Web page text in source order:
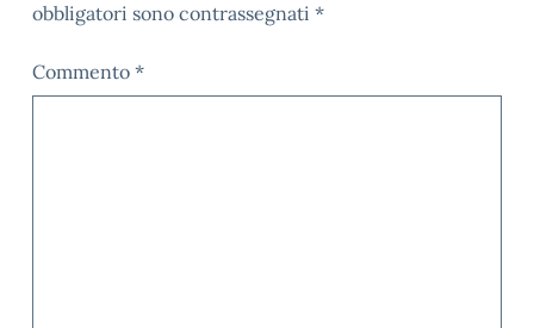
obbligatori sono contrassegnati *
Commento *